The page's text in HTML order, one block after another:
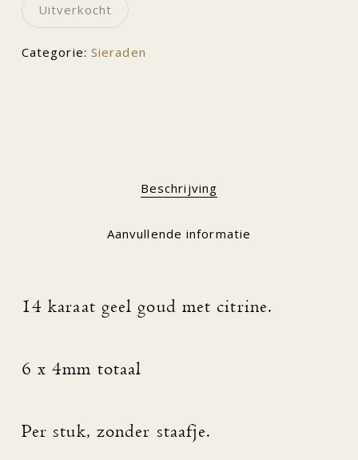
Uitverkocht
Categorie: Sieraden
Beschrijving
Aanvullende informatie
14 karaat geel goud met citrine.
6 x 4mm totaal
Per stuk, zonder staafje.